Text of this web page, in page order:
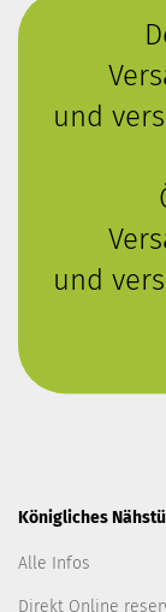
und
und
Königliches
Alle Infos
Direkt Online